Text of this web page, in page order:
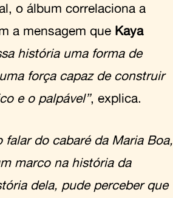
o álbum correlaciona a
a mensagem que Kaya
história uma forma de
força capaz de construir
e o palpável”, explica.
do cabaré da Maria Boa,
marco na história da
dela, pude perceber que